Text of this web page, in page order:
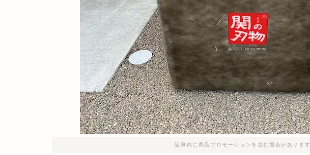
記事内に商品プロモーションを含む場合があります